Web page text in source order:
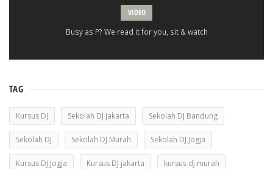
VIDEO
Busy as P? We read it for you, sit & watch
TAG
Kursus DJ Sekolah DJ Jakarta Sekolah DJ Bandung
Sekolah DJ Sekolah DJ Murah Sekolah DJ Jogja
Kursus DJ Jogja Kursus DJ jakarta kursus dj murah